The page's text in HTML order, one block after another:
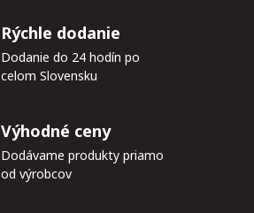
Rýchle dodanie
Dodanie do 24 hodín po
celom Slovensku
Výhodné ceny
Dodávame produkty priamo
od výrobcov